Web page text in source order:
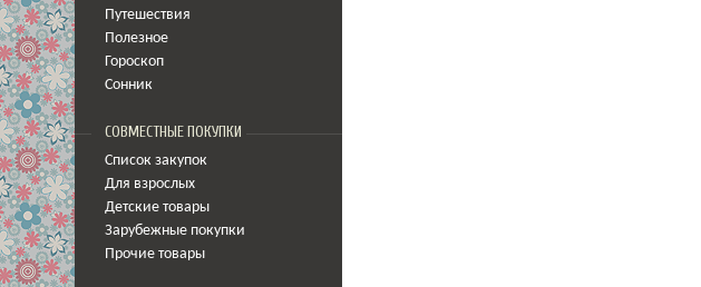
Путешествия
Полезное
Гороскоп
Сонник
СОВМЕСТНЫЕ ПОКУПКИ
Список закупок
Для взрослых
Детские товары
Зарубежные покупки
Прочие товары